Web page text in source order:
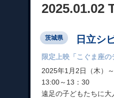
2025.01.02
茨城県 日立シ
限定上映「こぐま座の
2025年1月2日（木）
13:00～13：30
遠足の子どもたちに